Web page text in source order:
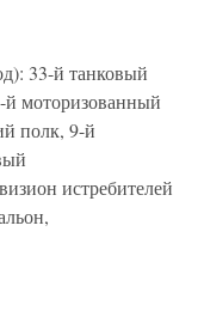
33-й танковый
моторизованный
полк, 9-й
истребителей